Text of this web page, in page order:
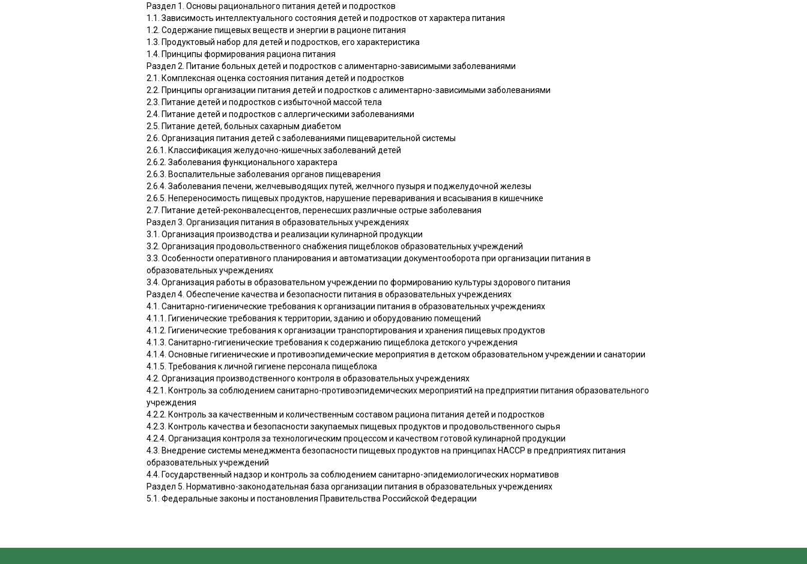
Раздел 1. Основы рационального питания детей и подростков
1.1. Зависимость интеллектуального состояния детей и подростков от характера питания
1.2. Содержание пищевых веществ и энергии в рационе питания
1.3. Продуктовый набор для детей и подростков, его характеристика
1.4. Принципы формирования рациона питания
Раздел 2. Питание больных детей и подростков с алиментарно-зависимыми заболеваниями
2.1. Комплексная оценка состояния питания детей и подростков
2.2. Принципы организации питания детей и подростков с алиментарно-зависимыми заболеваниями
2.3. Питание детей и подростков с избыточной массой тела
2.4. Питание детей и подростков с аллергическими заболеваниями
2.5. Питание детей, больных сахарным диабетом
2.6. Организация питания детей с заболеваниями пищеварительной системы
2.6.1. Классификация желудочно-кишечных заболеваний детей
2.6.2. Заболевания функционального характера
2.6.3. Воспалительные заболевания органов пищеварения
2.6.4. Заболевания печени, желчевыводящих путей, желчного пузыря и поджелудочной железы
2.6.5. Непереносимость пищевых продуктов, нарушение переваривания и всасывания в кишечнике
2.7. Питание детей-реконвалесцентов, перенесших различные острые заболевания
Раздел 3. Организация питания в образовательных учреждениях
3.1. Организация производства и реализации кулинарной продукции
3.2. Организация продовольственного снабжения пищеблоков образовательных учреждений
3.3. Особенности оперативного планирования и автоматизации документооборота при организации питания в
образовательных учреждениях
3.4. Организация работы в образовательном учреждении по формированию культуры здорового питания
Раздел 4. Обеспечение качества и безопасности питания в образовательных учреждениях
4.1. Санитарно-гигиенические требования к организации питания в образовательных учреждениях
4.1.1. Гигиенические требования к территории, зданию и оборудованию помещений
4.1.2. Гигиенические требования к организации транспортирования и хранения пищевых продуктов
4.1.3. Санитарно-гигиенические требования к содержанию пищеблока детского учреждения
4.1.4. Основные гигиенические и противоэпидемические мероприятия в детском образовательном учреждении и санатории
4.1.5. Требования к личной гигиене персонала пищеблока
4.2. Организация производственного контроля в образовательных учреждениях
4.2.1. Контроль за соблюдением санитарно-противоэпидемических мероприятий на предприятии питания образовательного
учреждения
4.2.2. Контроль за качественным и количественным составом рациона питания детей и подростков
4.2.3. Контроль качества и безопасности закупаемых пищевых продуктов и продовольственного сырья
4.2.4. Организация контроля за технологическим процессом и качеством готовой кулинарной продукции
4.3. Внедрение системы менеджмента безопасности пищевых продуктов на принципах НАССР в предприятиях питания
образовательных учреждений
4.4. Государственный надзор и контроль за соблюдением санитарно-эпидемиологических нормативов
Раздел 5. Нормативно-законодательная база организации питания в образовательных учреждениях
5.1. Федеральные законы и постановления Правительства Российской Федерации